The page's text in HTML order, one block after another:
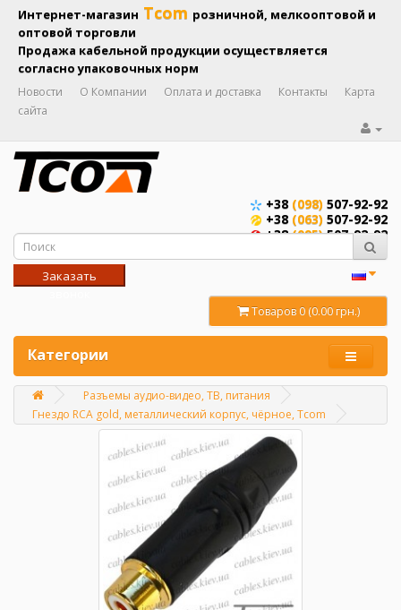
Интернет-магазин Tcom розничной, мелкооптовой и
оптовой торговли
Продажа кабельной продукции осуществляется
согласно упаковочных норм
Новости О Компании Оплата и доставка Контакты
Карта
сайта
+38 (098) 507-92-92
+38 (063) 507-92-92
+38(095)507-92-92
Заказать
Товаров 0 (0.00 грн.)
Категории
Главная
Разъемы аудио-видео, ТВ, питания
Гнездо RCA gold, металлический корпус, чёрное, Tcom